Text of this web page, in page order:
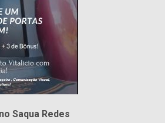
Saqua Redes